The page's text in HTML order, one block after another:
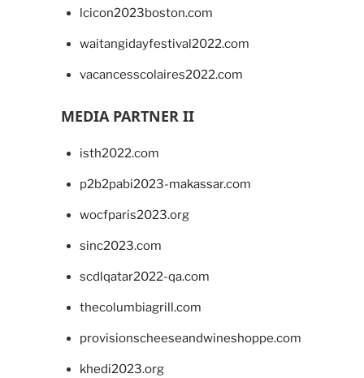
lcicon2023boston.com
waitangidayfestival2022.com
vacancesscolaires2022.com
MEDIA PARTNER II
isth2022.com
p2b2pabi2023-makassar.com
wocfparis2023.org
sinc2023.com
scdlqatar2022-qa.com
thecolumbiagrill.com
provisionscheeseandwineshoppe.com
khedi2023.org